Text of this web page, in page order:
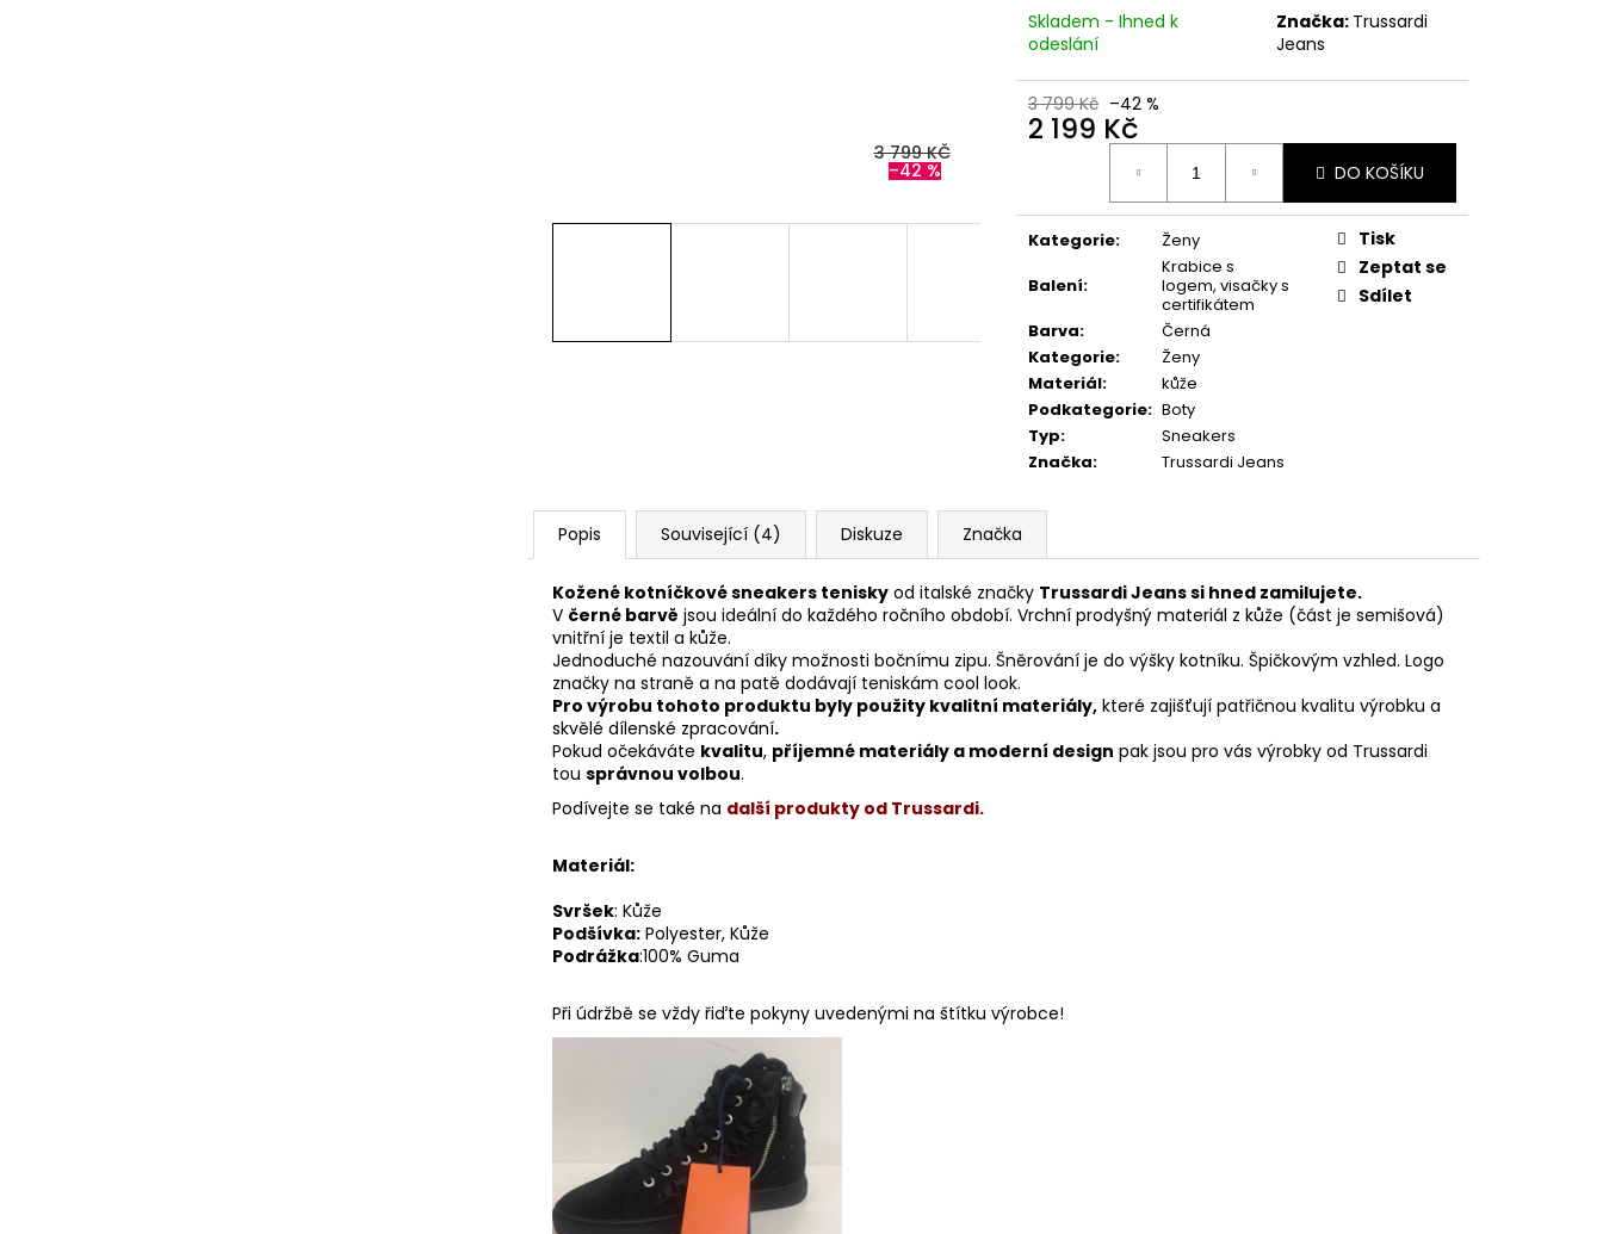
Skladem - Ihned k
odeslání
Značka: Trussardi
Jeans
3 799 Kč –42 %
2 199 Kč
DO KOŠÍKU
Kategorie:
Ženy
Balení:
Krabice s
logem, visačky s
certifikátem
Barva:
Černá
Kategorie:
Ženy
Materiál:
kůže
Podkategorie: Boty
Typ:
Sneakers
Značka: Trussardi Jeans
Tisk
Zeptat se
Sdílet
3 799 KČ
–42 %
Popis Související (4) Diskuze Značka
Kožené kotníčkové sneakers tenisky od italské značky Trussardi Jeans si hned zamilujete.
V černé barvě jsou ideální do každého ročního období. Vrchní prodyšný materiál z kůže (část je semišová)
vnitřní je textil a kůže.
Jednoduché nazouvání díky možnosti bočnímu zipu. Šněrování je do výšky kotníku. Špičkovým vzhled. Logo
značky na straně a na patě dodávají teniskám cool look.
Pro výrobu tohoto produktu byly použity kvalitní materiály, které zajišťují patřičnou kvalitu výrobku a
skvělé dílenské zpracování.
Pokud očekáváte kvalitu, příjemné materiály a moderní design pak jsou pro vás výrobky od Trussardi
tou správnou volbou.
Podívejte se také na další produkty od Trussardi.
Materiál:
Svršek: Kůže
Podšívka: Polyester, Kůže
Podrážka:100% Guma
Při údržbě se vždy řiďte pokyny uvedenými na štítku výrobce!
2 599 Kč